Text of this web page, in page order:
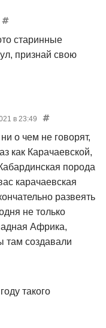
выслали Алан. Вот
время
иристон, ирон
а при Сталине как
то и даже статья
писали сотни
гонорары, на
докторские
вернулся и
даже что есть
те псевдо
вернули
играла недолго
маховик начал
не
историю свое
старинные
признай свою
в 23:49
о чем не говорят,
как Карачаевской,
порода
карачаевская
развеять
не только
Африка,
там создавали
следы того
и там у
на карачаевскую
такого